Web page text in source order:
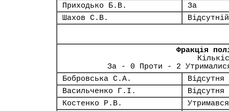
Приходько Б.В.
За
Шахов С.В.
Відсутній
Фракція
За - 0 Проти - 2
Бобровська С.А.
Відсутня
Васильченко Г.І.
Відсутня
Костенко Р.В.
Утримався